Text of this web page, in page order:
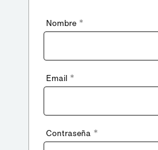
Nombre *
Email *
Contraseña *